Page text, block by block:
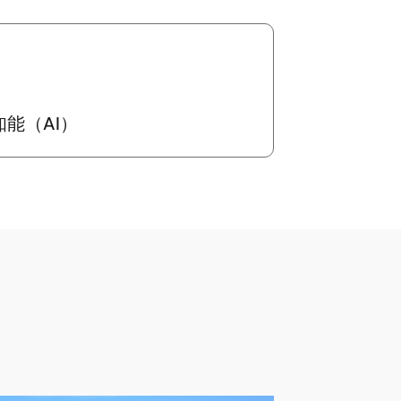
（AI）